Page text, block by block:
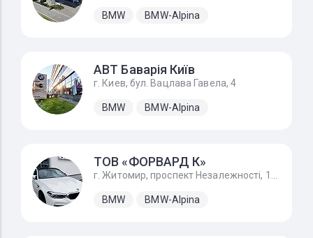
BMW BMW-Alpina
АВТ Баварія Київ
г. Киев, бул. Вацлава Гавела, 4
BMW BMW-Alpina
ТОВ «ФОРВАРД К»
BMW BMW-Alpina